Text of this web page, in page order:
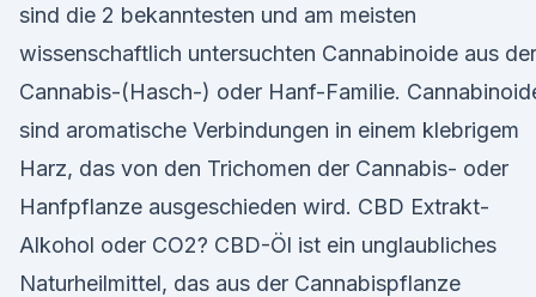
sind die 2 bekanntesten und am meisten
wissenschaftlich untersuchten Cannabinoide aus der
Cannabis-(Hasch-) oder Hanf-Familie.
sind aromatische Verbindungen in einem klebrigem
Harz, das von den Trichomen der Cannabis- oder
Hanfpflanze ausgeschieden wird. CBD Extrakt-
Alkohol oder CO2? CBD-Öl ist ein unglaubliches
Naturheilmittel, das aus der Cannabispflanze